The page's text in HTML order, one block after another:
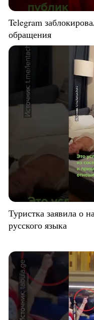
Telegram
обращения
Туристка заявила о
русского языка